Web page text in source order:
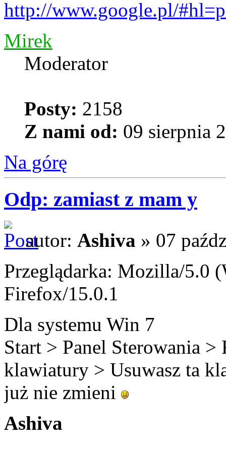
http://www.google.pl/
Mirek
Moderator
Posty: 2158
Z nami od: 09 sierpnia
Na górę
Odp: zamiast z mam y
autor: Ashiva » 07
Przeglądarka: Mozilla/5.0
Firefox/15.0.1
Dla systemu Win 7
Start > Panel Sterowania
klawiatury > Usuwasz ta
już nie zmieni
Ashiva